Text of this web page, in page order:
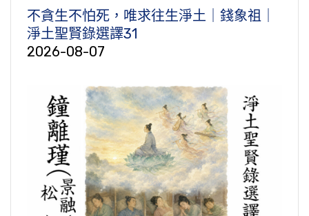
不貪生不怕死，唯求往生淨土｜錢象祖｜
淨土聖賢錄選譯31
2026-08-07